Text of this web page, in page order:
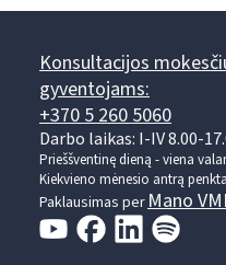
Konsultacijos
gyventojams:
+370 5 260 5060
Darbo laikas: I-IV 8.00-
Prieššventinę dieną - viena
Kiekvieno mėnesio antrą
Paklausimas per Mano VMI